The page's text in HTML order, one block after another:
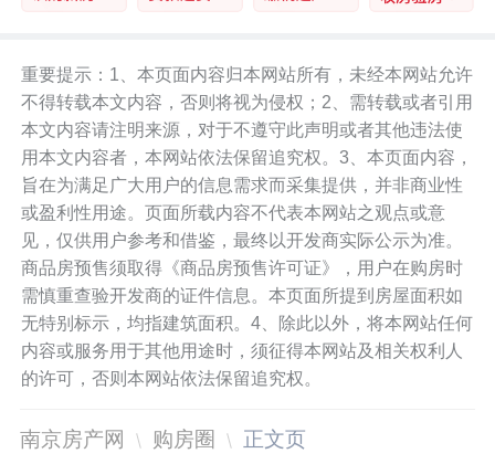
重要提示：1、本页面内容归本网站所有，未经本网站允许
不得转载本文内容，否则将视为侵权；2、需转载或者引用
本文内容请注明来源，对于不遵守此声明或者其他违法使
用本文内容者，本网站依法保留追究权。3、本页面内容，
旨在为满足广大用户的信息需求而采集提供，并非商业性
或盈利性用途。页面所载内容不代表本网站之观点或意
见，仅供用户参考和借鉴，最终以开发商实际公示为准。
商品房预售须取得《商品房预售许可证》，用户在购房时
需慎重查验开发商的证件信息。本页面所提到房屋面积如
无特别标示，均指建筑面积。4、除此以外，将本网站任何
内容或服务用于其他用途时，须征得本网站及相关权利人
的许可，否则本网站依法保留追究权。
南京房产网 购房圈 正文页